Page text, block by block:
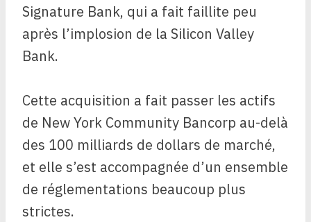
Signature Bank, qui a fait faillite peu
après l’implosion de la Silicon Valley
Bank.
Cette acquisition a fait passer les actifs
de New York Community Bancorp au-delà
des 100 milliards de dollars de marché,
et elle s’est accompagnée d’un ensemble
de réglementations beaucoup plus
strictes.